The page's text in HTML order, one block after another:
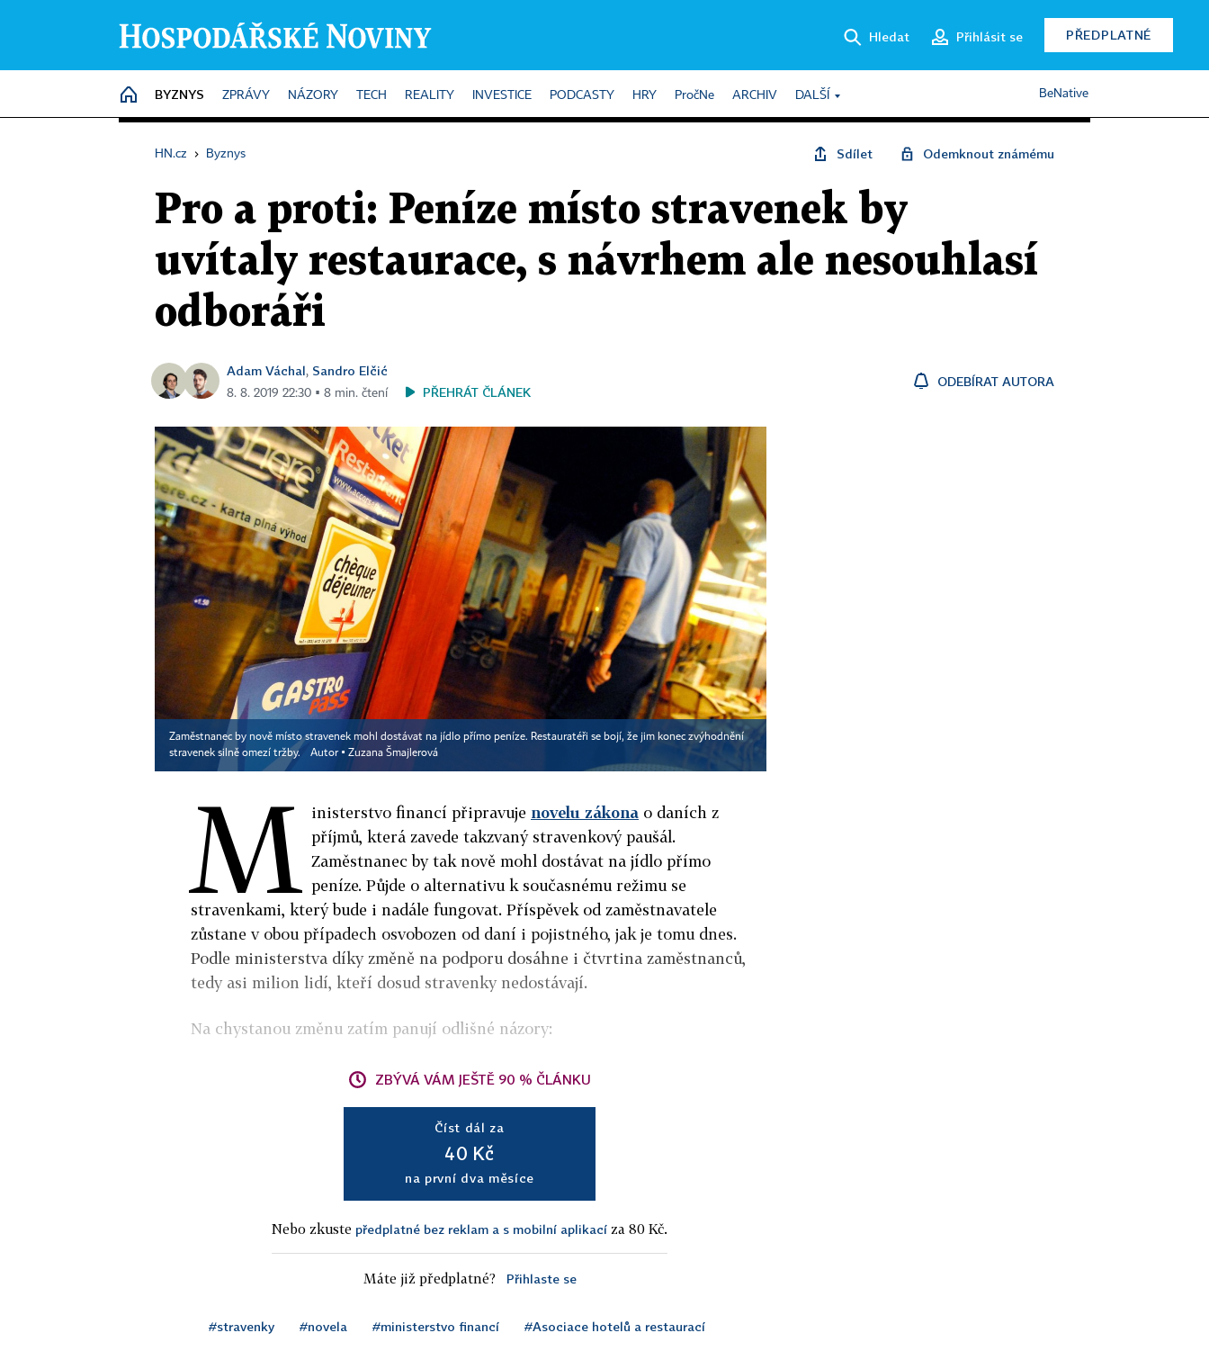
Hledat Přihlásit se PŘEDPLATNÉ
HOME
BYZNYS ZPRÁVY NÁZORY TECH REALITY INVESTICE PODCASTY HRY PročNe ARCHIV DALŠÍ BeNative
HN.cz › Byznys Sdílet Odemknout známému
Pro a proti: Peníze místo stravenek by
uvítaly restaurace, s návrhem ale nesouhlasí
odboráři
Adam Váchal, Sandro Elčić
8. 8. 2019 22:30 ▪ 8 min. čtení PŘEHRÁT ČLÁNEK
ODEBÍRAT AUTORA
Zaměstnanec by nově místo stravenek mohl dostávat na jídlo přímo peníze. Restauratéři se bojí, že jim konec zvýhodnění
stravenek silně omezí tržby.
Autor ▪ Zuzana Šmajlerová
M inisterstvo financí připravuje novelu zákona o daních z
příjmů, která zavede takzvaný stravenkový paušál.
Zaměstnanec by tak nově mohl dostávat na jídlo přímo
peníze. Půjde o alternativu k současnému režimu se
stravenkami, který bude i nadále fungovat. Příspěvek od zaměstnavatele
zůstane v obou případech osvobozen od daní i pojistného, jak je tomu dnes.
Podle ministerstva díky změně na podporu dosáhne i čtvrtina zaměstnanců,
tedy asi milion lidí, kteří dosud stravenky nedostávají.
Na chystanou změnu zatím panují odlišné názory:
ZBÝVÁ VÁM JEŠTĚ 90 % ČLÁNKU
Číst dál za
40 Kč
na první dva měsíce
Nebo zkuste předplatné bez reklam a s mobilní aplikací za 80 Kč.
Máte již předplatné? Přihlaste se
#stravenky #novela #ministerstvo financí #Asociace hotelů a restaurací